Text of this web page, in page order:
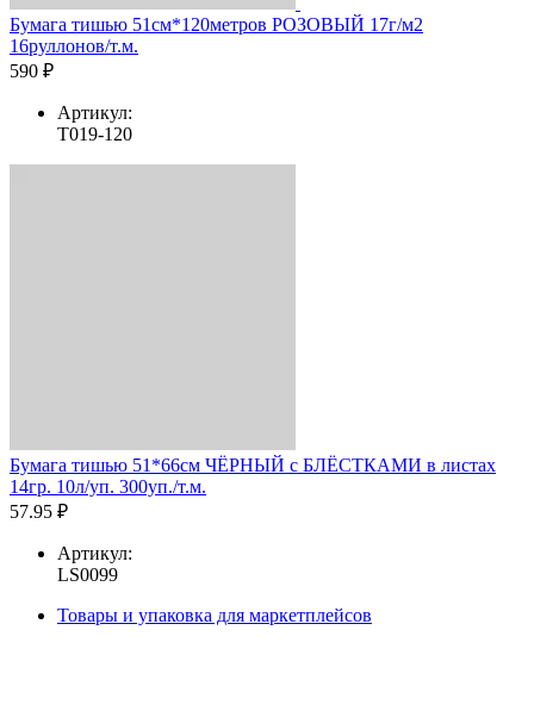
Бумага тишью 51см*120метров РОЗОВЫЙ 17г/м2
16руллонов/т.м.
590 ₽
Артикул:
T019-120
Бумага тишью 51*66см ЧЁРНЫЙ с БЛЁСТКАМИ в листах
14гр. 10л/уп. 300уп./т.м.
57.95 ₽
Артикул:
LS0099
Товары и упаковка для маркетплейсов